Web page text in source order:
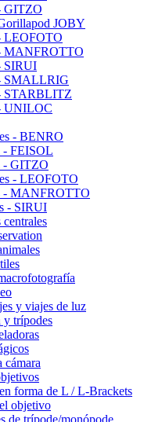
GITZO
JOBY
LEOFOTO
MANFROTTO
SIRUI
SMALLRIG
STARBLITZ
UNILOC
- BENRO
- FEISOL
- GITZO
- LEOFOTO
- MANFROTTO
- SIRUI
y viajes de luz
y trípodes
cámara
forma de L / L-Brackets
objetivo
de trípode/monópode